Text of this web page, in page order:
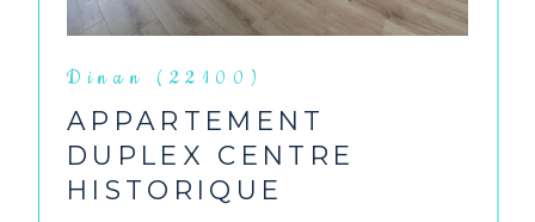
Dinan (22100)
APPARTEMENT
DUPLEX CENTRE
HISTORIQUE